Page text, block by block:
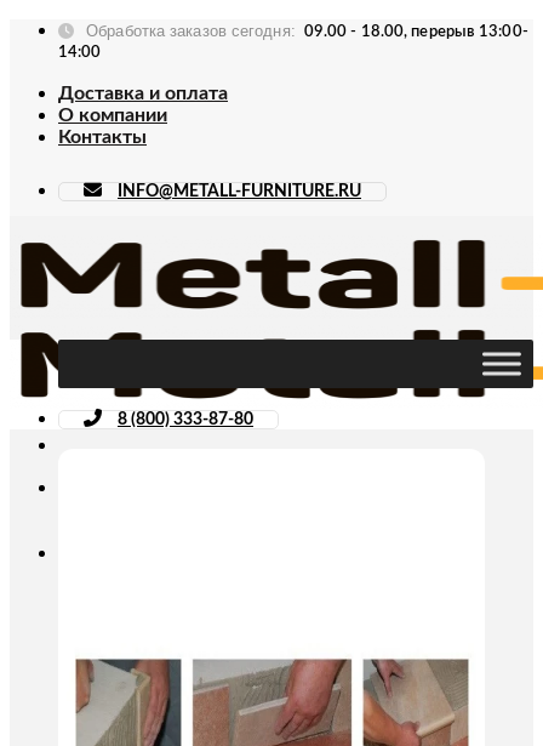
Skip
Обработка заказов сегодня:
09.00 - 18.00, перерыв 13:00-
14:00
Доставка и оплата
О компании
Контакты
INFO@METALL-FURNITURE.RU
8 (800) 333-87-80